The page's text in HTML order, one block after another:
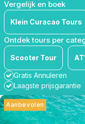
Vergelijk en boek
Klein Curacao Tours
Ontdek tours per
Scooter Tour
Gratis Annuleren
Laagste prijsgarantie
Aanbevolen